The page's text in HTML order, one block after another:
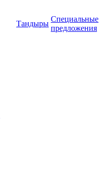
Тандыры
Специальные
предложения